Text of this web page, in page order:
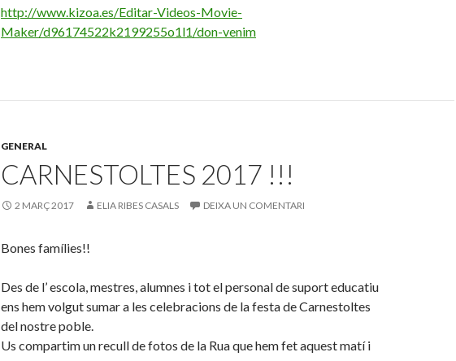
http://www.kizoa.es/Editar-Videos-Movie-
Maker/d96174522k2199255o1l1/don-venim
GENERAL
CARNESTOLTES 2017 !!!
2 MARÇ 2017 ELIA RIBES CASALS DEIXA UN COMENTARI
Bones famílies!!
Des de l’ escola, mestres, alumnes i tot el personal de suport educatiu
ens hem volgut sumar a les celebracions de la festa de Carnestoltes
del nostre poble.
Us compartim un recull de fotos de la Rua que hem fet aquest matí i